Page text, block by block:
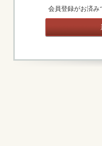
会員登録がお済み